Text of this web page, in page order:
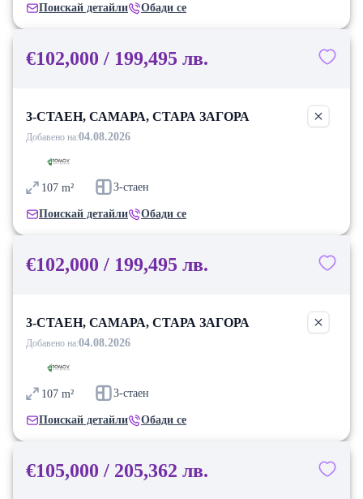
Поискай детайли Обади се
€102,000 / 199,495 лв.
3-СТАЕН, САМАРА, СТАРА ЗАГОРА
Добавено на:04.08.2026
107 m² 3-стаен
Поискай детайли Обади се
€102,000 / 199,495 лв.
3-СТАЕН, САМАРА, СТАРА ЗАГОРА
Добавено на:04.08.2026
107 m² 3-стаен
Поискай детайли Обади се
€105,000 / 205,362 лв.